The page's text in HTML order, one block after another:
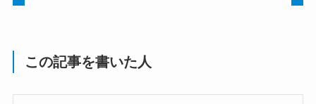
この記事を書いた人